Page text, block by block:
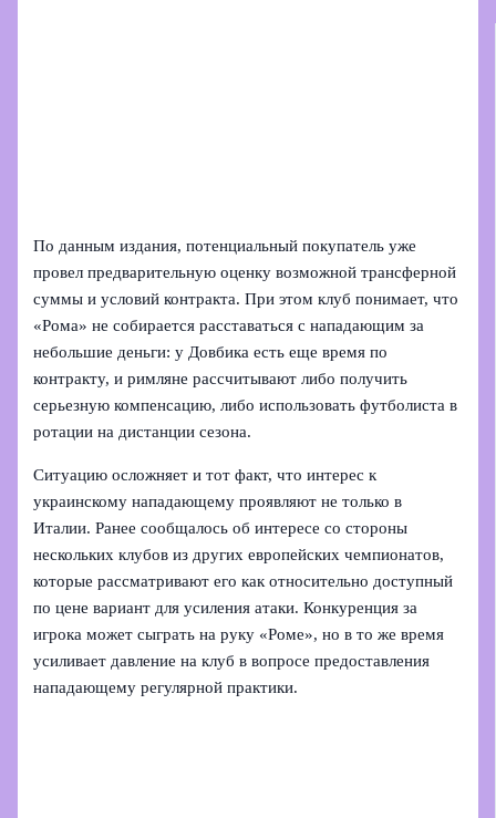
По данным издания, потенциальный покупатель уже
провел предварительную оценку возможной трансферной
суммы и условий контракта. При этом клуб понимает, что
«Рома» не собирается расставаться с нападающим за
небольшие деньги: у Довбика есть еще время по
контракту, и римляне рассчитывают либо получить
серьезную компенсацию, либо использовать футболиста в
ротации на дистанции сезона.
Ситуацию осложняет и тот факт, что интерес к
украинскому нападающему проявляют не только в
Италии. Ранее сообщалось об интересе со стороны
нескольких клубов из других европейских чемпионатов,
которые рассматривают его как относительно доступный
по цене вариант для усиления атаки. Конкуренция за
игрока может сыграть на руку «Роме», но в то же время
усиливает давление на клуб в вопросе предоставления
нападающему регулярной практики.